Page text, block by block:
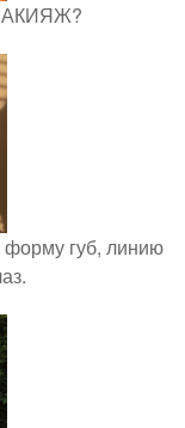
губ, линию